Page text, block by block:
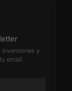
y
email.